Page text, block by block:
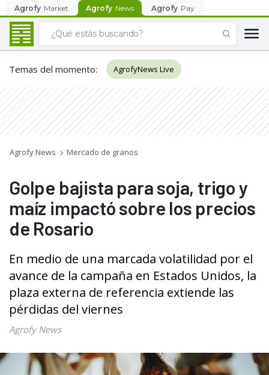
Agrofy Market Agrofy News Agrofy Pay
Temas del momento: AgrofyNews Live
Agrofy News Mercado de granos
Golpe bajista para soja, trigo y
maíz impactó sobre los precios
de Rosario
En medio de una marcada volatilidad por el
avance de la campaña en Estados Unidos, la
plaza externa de referencia extiende las
pérdidas del viernes
Agrofy News